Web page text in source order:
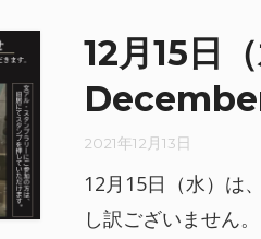
12月15日
2021年12月13日
12月15日（水）は
し訳ございません。